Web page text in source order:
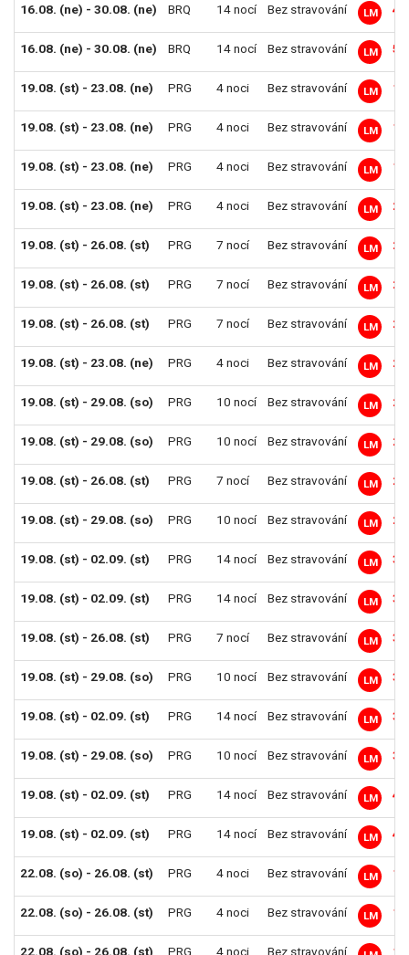
16.08. (ne) - 30.08. (ne) BRQ 14 nocí Bez stravování LM 43
16.08. (ne) - 30.08. (ne) BRQ 14 nocí Bez stravování LM 52
19.08. (st) - 23.08. (ne) PRG 4 noci Bez stravování LM
19.08. (st) - 23.08. (ne) PRG 4 noci Bez stravování LM
19.08. (st) - 23.08. (ne) PRG 4 noci Bez stravování LM
19.08. (st) - 23.08. (ne) PRG 4 noci Bez stravování LM
19.08. (st) - 26.08. (st) PRG 7 nocí Bez stravování LM
19.08. (st) - 26.08. (st) PRG 7 nocí Bez stravování LM
19.08. (st) - 26.08. (st) PRG 7 nocí Bez stravování LM
19.08. (st) - 23.08. (ne) PRG 4 noci Bez stravování LM
19.08. (st) - 29.08. (so) PRG 10 nocí Bez stravování LM
19.08. (st) - 29.08. (so) PRG 10 nocí Bez stravování LM
19.08. (st) - 26.08. (st) PRG 7 nocí Bez stravování LM
19.08. (st) - 29.08. (so) PRG 10 nocí Bez stravování LM
19.08. (st) - 02.09. (st) PRG 14 nocí Bez stravování LM 30
19.08. (st) - 02.09. (st) PRG 14 nocí Bez stravování LM 31
19.08. (st) - 26.08. (st) PRG 7 nocí Bez stravování LM 31
19.08. (st) - 29.08. (so) PRG 10 nocí Bez stravování LM 33
19.08. (st) - 02.09. (st) PRG 14 nocí Bez stravování LM 34
19.08. (st) - 29.08. (so) PRG 10 nocí Bez stravování LM 39
19.08. (st) - 02.09. (st) PRG 14 nocí Bez stravování LM 42
19.08. (st) - 02.09. (st) PRG 14 nocí Bez stravování LM 49
22.08. (so) - 26.08. (st) PRG 4 noci Bez stravování LM
22.08. (so) - 26.08. (st) PRG 4 noci Bez stravování LM
22.08. (so) - 26.08. (st) PRG 4 noci Bez stravování